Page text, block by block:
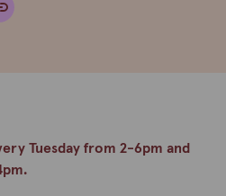
Tuesday from 2-6pm and